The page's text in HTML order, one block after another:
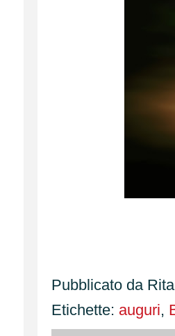
Pubblicato da
Etichette: auguri,